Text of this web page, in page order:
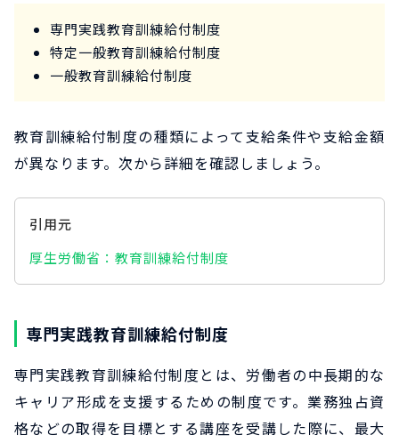
専門実践教育訓練給付制度
特定一般教育訓練給付制度
一般教育訓練給付制度
教育訓練給付制度の種類によって支給条件や支給金額
が異なります。次から詳細を確認しましょう。
引用元
厚生労働省：教育訓練給付制度
専門実践教育訓練給付制度
専門実践教育訓練給付制度とは、労働者の中長期的な
キャリア形成を支援するための制度です。業務独占資
格などの取得を目標とする講座を受講した際に、最大